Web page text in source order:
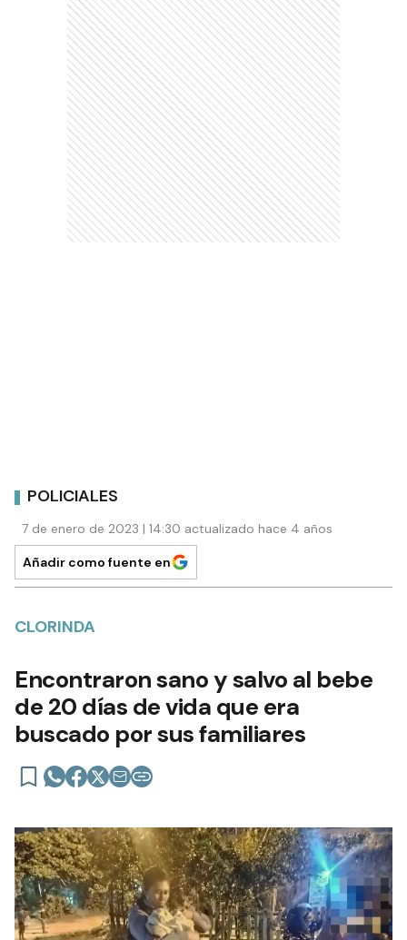
POLICIALES
7 de enero de 2023 | 14:30 actualizado hace 4 años
Añadir como fuente en
CLORINDA
Encontraron sano y salvo al bebe
de 20 días de vida que era
buscado por sus familiares